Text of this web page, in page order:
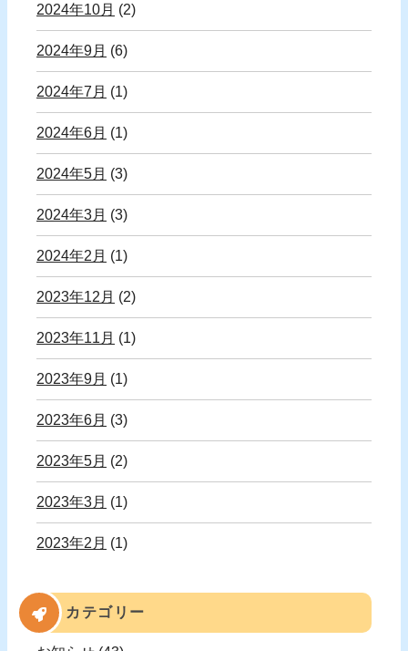
2024年10月 (2)
2024年9月 (6)
2024年7月 (1)
2024年6月 (1)
2024年5月 (3)
2024年3月 (3)
2024年2月 (1)
2023年12月 (2)
2023年11月 (1)
2023年9月 (1)
2023年6月 (3)
2023年5月 (2)
2023年3月 (1)
2023年2月 (1)
カテゴリー